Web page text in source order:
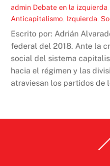
admin Debate en la izquierda
Anticapitalismo Izquierda
Escrito por: Adrián
federal del 2018. Ante la
social del sistema
hacia el régimen y las
atraviesan los partidos de